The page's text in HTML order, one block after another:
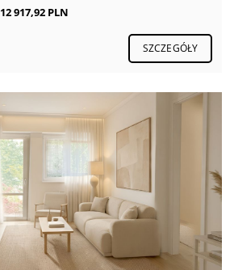
12 917,92 PLN
SZCZEGÓŁY